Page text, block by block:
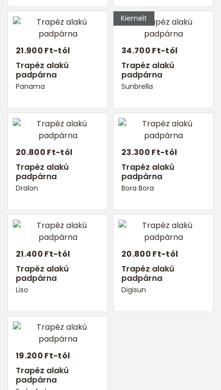
21.900 Ft-tól
Trapéz alakú
padpárna
Panama
34.700 Ft-tól
Trapéz alakú
padpárna
Sunbrella
20.800 Ft-tól
Trapéz alakú
padpárna
Dralon
23.300 Ft-tól
Trapéz alakú
padpárna
Bora Bora
21.400 Ft-tól
Trapéz alakú
padpárna
Liso
20.800 Ft-tól
Trapéz alakú
padpárna
Digisun
19.200 Ft-tól
Trapéz alakú
padpárna